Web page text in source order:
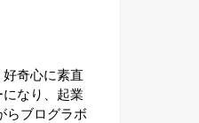
好奇心に素直
なり、起業
らブログラボ